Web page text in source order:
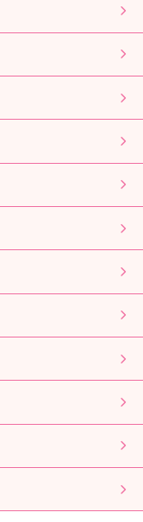
くとても助かり
」！ヒーローそ
ありがとうござ
しても親身にな
ます。